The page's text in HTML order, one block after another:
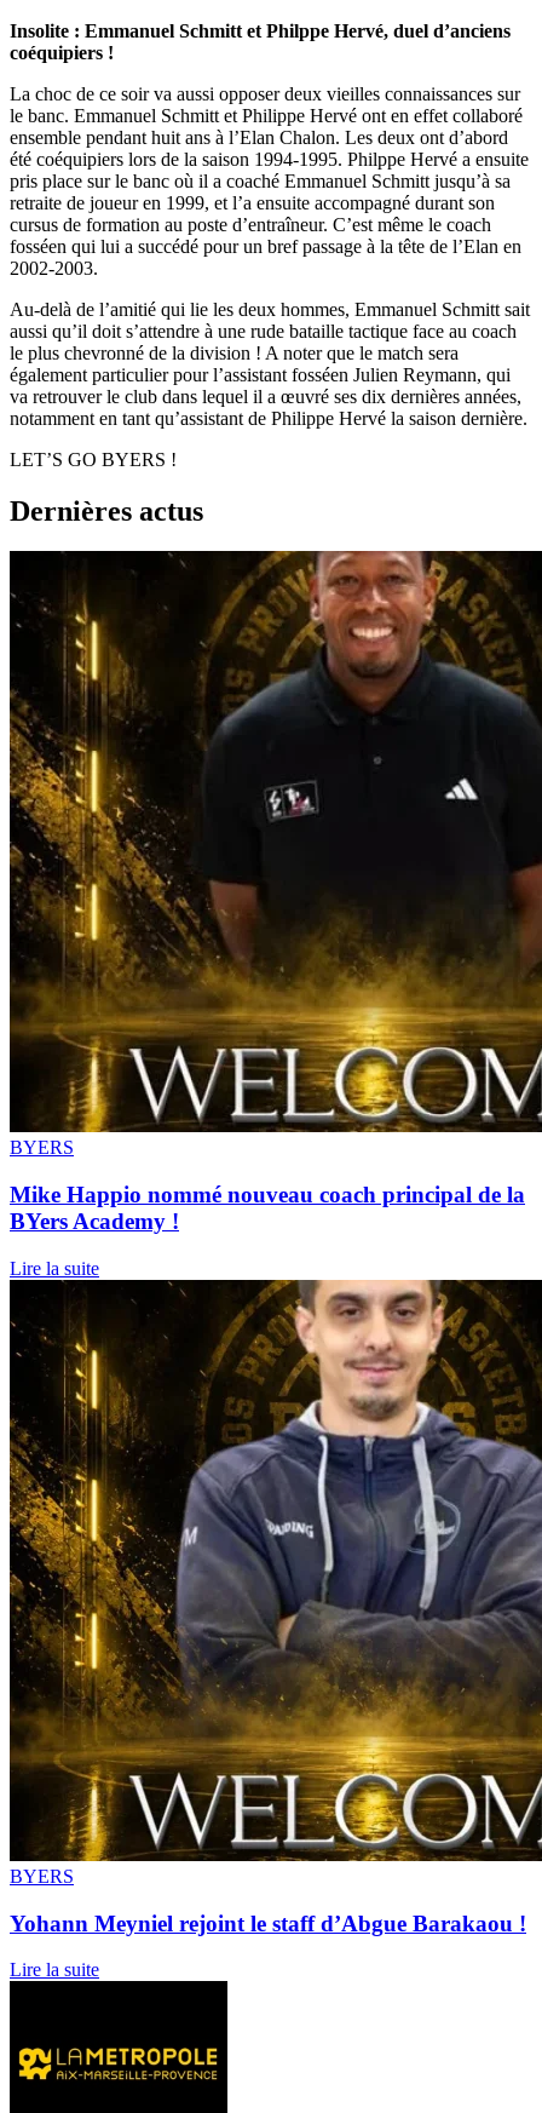
Insolite : Emmanuel Schmitt et Philppe Hervé, duel d’anciens
coéquipiers !
La choc de ce soir va aussi opposer deux vieilles connaissances sur
le banc. Emmanuel Schmitt et Philippe Hervé ont en effet collaboré
ensemble pendant huit ans à l’Elan Chalon. Les deux ont d’abord
été coéquipiers lors de la saison 1994-1995. Philppe Hervé a ensuite
pris place sur le banc où il a coaché Emmanuel Schmitt jusqu’à sa
retraite de joueur en 1999, et l’a ensuite accompagné durant son
cursus de formation au poste d’entraîneur. C’est même le coach
fosséen qui lui a succédé pour un bref passage à la tête de l’Elan en
2002-2003.
Au-delà de l’amitié qui lie les deux hommes, Emmanuel Schmitt sait
aussi qu’il doit s’attendre à une rude bataille tactique face au coach
le plus chevronné de la division ! A noter que le match sera
également particulier pour l’assistant fosséen Julien Reymann, qui
va retrouver le club dans lequel il a œuvré ses dix dernières années,
notamment en tant qu’assistant de Philippe Hervé la saison dernière.
LET’S GO BYERS !
Dernières actus
BYERS
Mike Happio nommé nouveau coach principal de la
BYers Academy !
Lire la suite
BYERS
Yohann Meyniel rejoint le staff d’Abgue Barakaou !
Lire la suite